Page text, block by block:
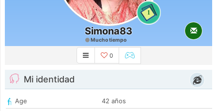
1
Simona83
Mucho tiempo
0
Mi identidad
Age
42 años